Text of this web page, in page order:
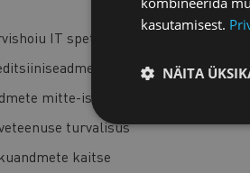
IT spetsiifikad
ja biomeditsiinilise
mitte-isikustamine
turvalisus
kaitse
kasutamisest.
NÄITA